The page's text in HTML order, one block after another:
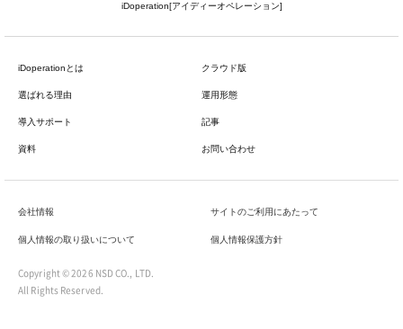
iDoperation[アイディーオペレーション]
iDoperationとは クラウド版
選ばれる理由 運用形態
導入サポート 記事
資料 お問い合わせ
会社情報 サイトのご利用にあたって
個人情報の取り扱いについて 個人情報保護方針
Copyright ©2026 NSD CO., LTD.
All Rights Reserved.